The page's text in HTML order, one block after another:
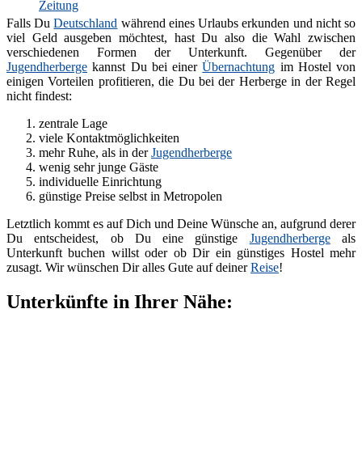
Falls DuDeutschland während eines Urlaubs erkunden und nicht so
viel Geld ausgeben möchtest, hast Du also die Wahl zwischen
verschiedenen Formen der Unterkunft. Gegenüber der
Jugendherberge kannst Du bei einerÜbernachtung im Hostel von
einigen Vorteilen profitieren, die Du bei der Herberge in der Regel
nicht findest:
zentrale Lage
viele Kontaktmöglichkeiten
mehr Ruhe, als in derJugendherberge
wenig sehr junge Gäste
individuelle Einrichtung
günstige Preise selbst in Metropolen
Letztlich kommt es auf Dich und Deine Wünsche an, aufgrund derer
Du entscheidest, ob Du eine günstige Jugendherbergeals
Unterkunft buchen willst oder ob Dir ein günstiges Hostel mehr
zusagt. Wir wünschen Dir alles Gute auf deinerReise!
Unterkünfte in Ihrer Nähe: